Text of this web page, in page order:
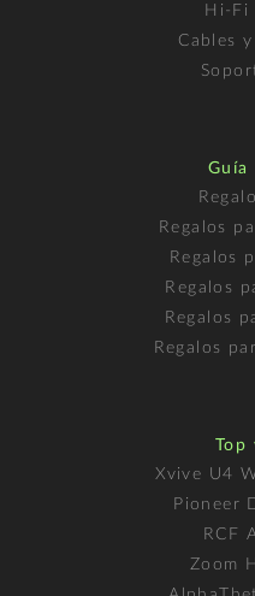
Hi-Fi
Cables
Guía
Regalos
Regalos
Regalos
Regalos
Regalos
Top
Xvive U4
Pioneer
RCF
Zoom